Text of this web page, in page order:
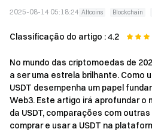
2025-08-14 05:18:24 Altcoins Blockchain
Classificação do artigo : 4.2
No mundo das criptomoedas de
a ser uma estrela brilhante. Como
USDT desempenha um papel
Web3. Este artigo irá aprofundar o
da USDT, comparações com
comprar e usar a USDT na